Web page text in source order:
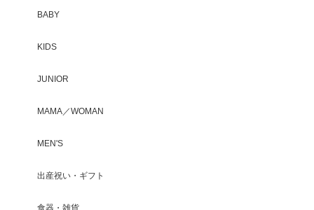
BABY
KIDS
JUNIOR
MAMA／WOMAN
MEN'S
出産祝い・ギフト
食器・雑貨